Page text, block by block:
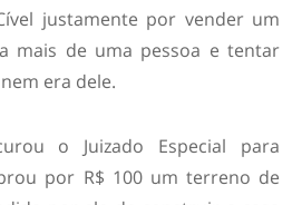
justamente por vender um
mais de uma pessoa e tentar
era dele.
o Juizado Especial para
por R$ 100 um terreno de